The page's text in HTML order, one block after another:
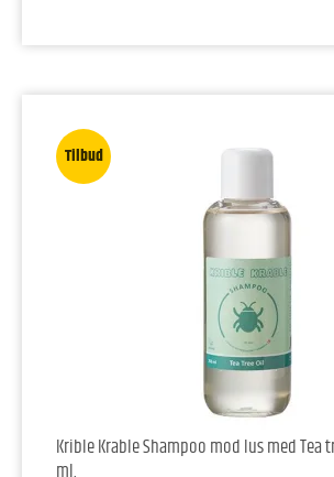
Tilbud
Krible Krable Shampoo mod lus med Tea